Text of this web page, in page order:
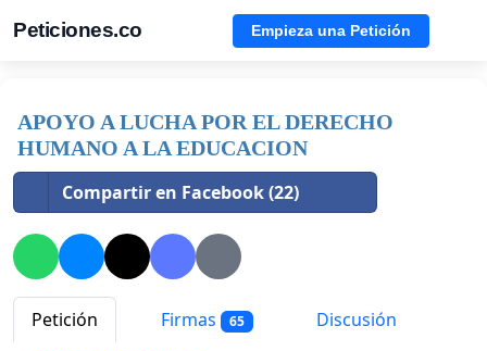
Peticiones.co Empieza una Petición
APOYO A LUCHA POR EL DERECHO
HUMANO A LA EDUCACION
Compartir en Facebook (22)
Petición Firmas 65
Discusión